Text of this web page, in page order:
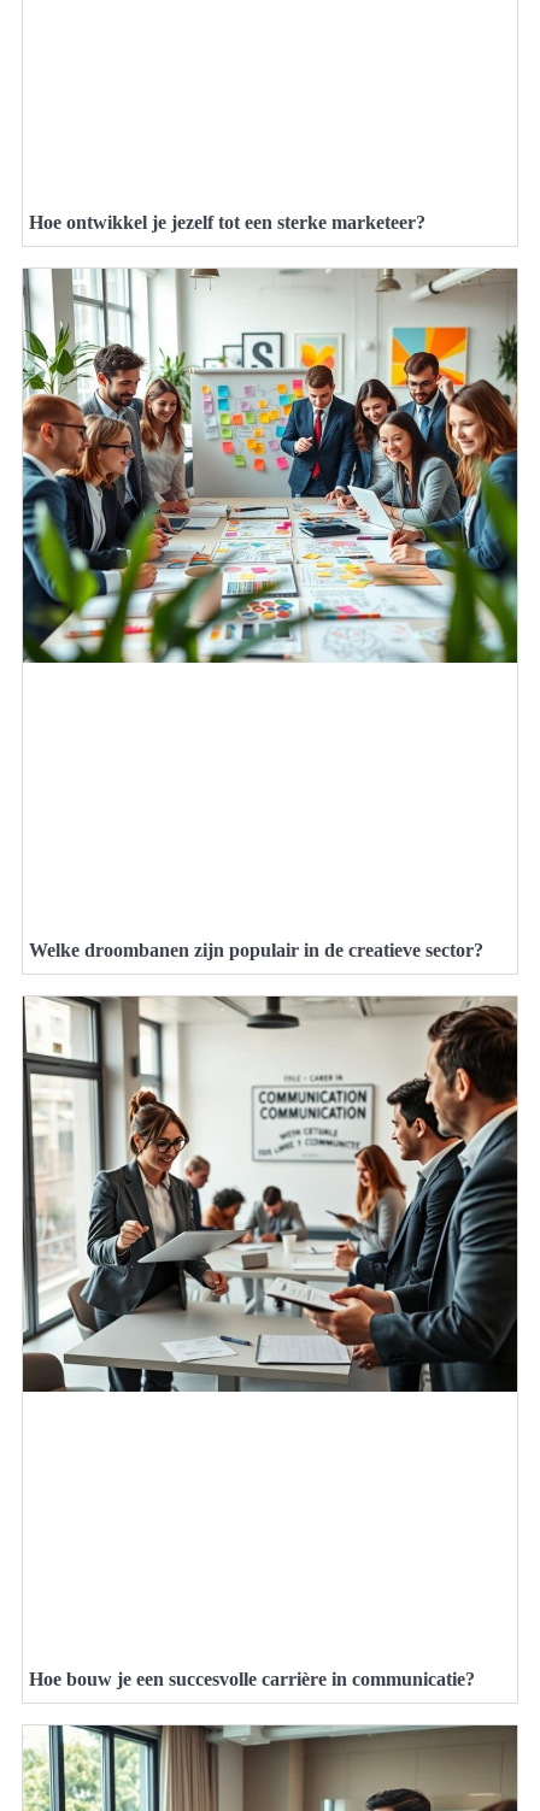
Hoe ontwikkel je jezelf tot een sterke marketeer?
Welke droombanen zijn populair in de creatieve sector?
Hoe bouw je een succesvolle carrière in communicatie?